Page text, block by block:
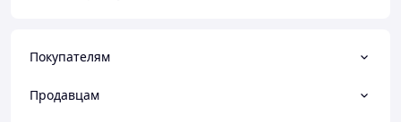
Покупателям
Продавцам